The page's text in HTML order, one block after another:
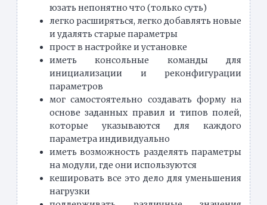
юзать непонятно что (только суть)
легко расширяться, легко добавлять новые
и удалять старые параметры
прост в настройке и установке
иметь консольные команды для
инициализации и реконфигурации
параметров
мог самостоятельно создавать форму на
основе заданных правил и типов полей,
которые указываются для каждого
параметра индивидуально
иметь возможность разделять параметры
на модули, где они используются
кешировать все это дело для уменьшения
нагрузки